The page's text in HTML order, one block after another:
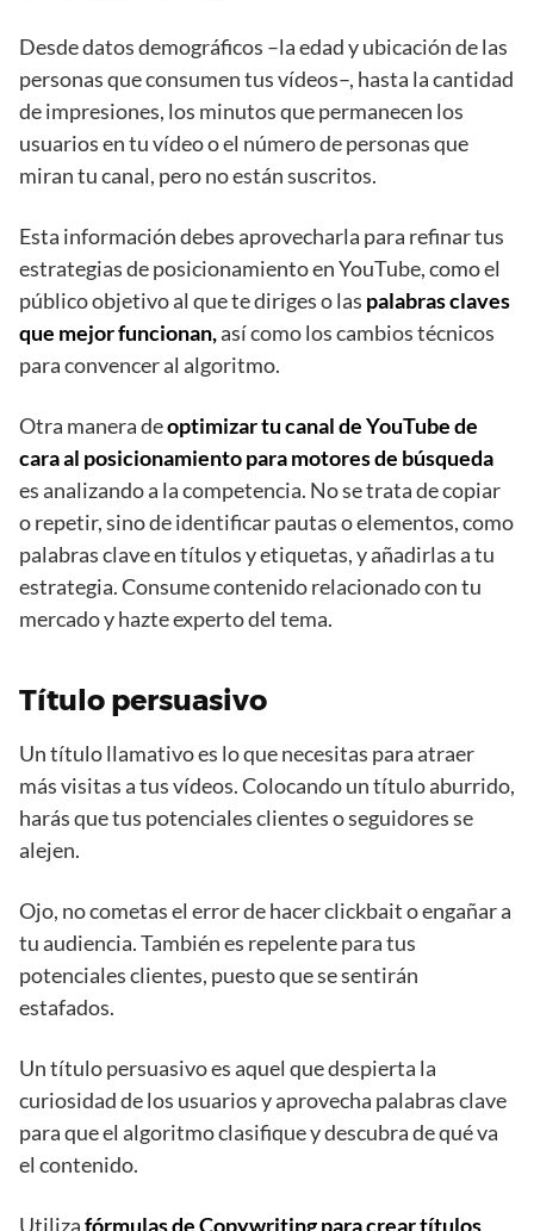
Desde datos demográficos –la edad y ubicación de las
personas que consumen tus vídeos–, hasta la cantidad
de impresiones, los minutos que permanecen los
usuarios en tu vídeo o el número de personas que
miran tu canal, pero no están suscritos.
Esta información debes aprovecharla para refinar tus
estrategias de posicionamiento en YouTube, como el
público objetivo al que te diriges o las palabras claves
que mejor funcionan,así como los cambios técnicos
para convencer al algoritmo.
Otra manera deoptimizar tu canal de YouTube de
cara al posicionamiento para motores de búsqueda
es analizando a la competencia. No se trata de copiar
o repetir, sino de identificar pautas o elementos, como
palabras clave en títulos y etiquetas, y añadirlas a tu
estrategia. Consume contenido relacionado con tu
mercado y hazte experto del tema.
Título persuasivo
Un título llamativo es lo que necesitas para atraer
más visitas a tus vídeos. Colocando un título aburrido,
harás que tus potenciales clientes o seguidores se
alejen.
Ojo, no cometas el error de hacer clickbait o engañar a
tu audiencia. También es repelente para tus
potenciales clientes, puesto que se sentirán
estafados.
Un título persuasivo es aquel que despierta la
curiosidad de los usuarios y aprovecha palabras clave
para que el algoritmo clasifique y descubra de qué va
el contenido.
Utilizafórmulas de Copywriting para crear títulos